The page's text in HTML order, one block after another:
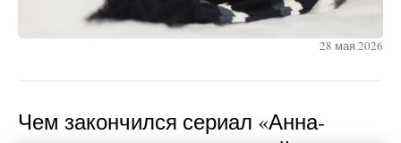
28 мая 2026
Чем закончился сериал «Анна-